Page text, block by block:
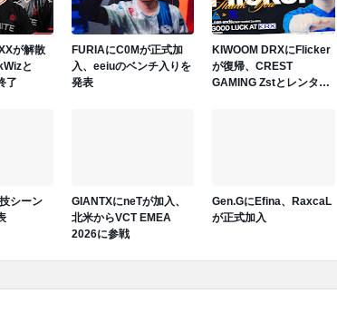
が解散
と
了
FURIAにC0Mが正式加
入、eeiuのベンチ入りを
発表
KIWOOM DRXにFlicker
が復帰、CREST
GAMING Zstとレンタル
シーン
GIANTXにneTが加入、
北米からVCT EMEA
2026に参戦
Gen.GにEfina、RaxcaL
が正式加入